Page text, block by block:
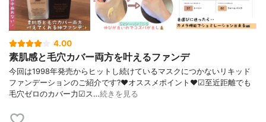
4.00
素肌感と毛穴カバー両方を叶えるファンデ
今回は1998年発売からヒットし続けているマスクにつかないリキッド
ファンデーションのご紹介です?❤︎オススメポイント❤︎☑︎至近距離でも
毛穴ゼロのカバー力☑︎ス…続きを見る